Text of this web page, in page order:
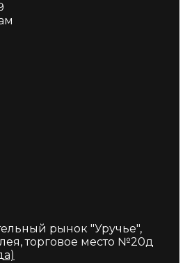
рынок "Уручье",
торговое место №20д